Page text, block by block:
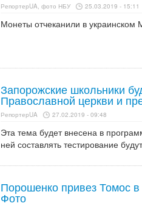
РепортерUA, фото НБУ 25.03.2019 - 15:11
Монеты отчеканили в украинском
Запорожские школьники
Православной церкви и
РепортерUA 27.02.2019 - 09:48
Эта тема будет внесена в
ней составлять тестирование
Порошенко привез Томос
Фото